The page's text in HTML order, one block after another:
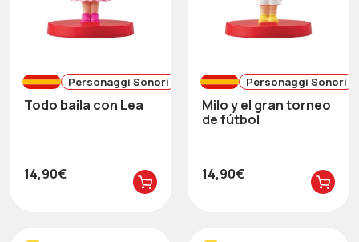
Personaggi Sonori
Todo baila con Lea
14,90€
Personaggi Sonori
Milo y el gran torneo
de fútbol
14,90€